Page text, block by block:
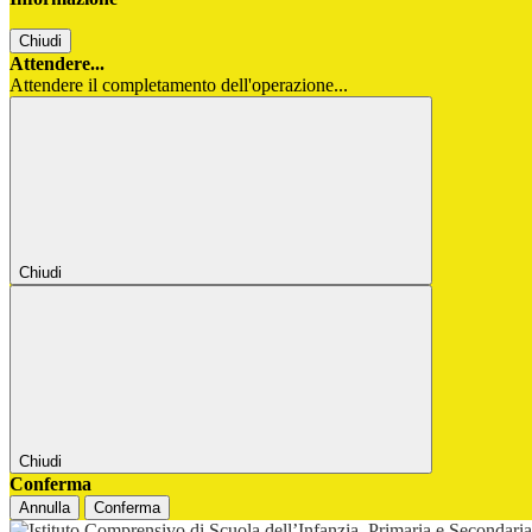
Chiudi
Attendere...
Attendere il completamento dell'operazione...
Chiudi
Chiudi
Conferma
Annulla Conferma